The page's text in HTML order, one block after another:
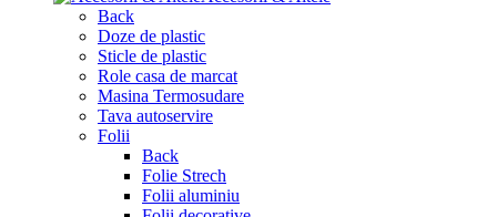
Back
Doze de plastic
Sticle de plastic
Role casa de marcat
Masina Termosudare
Tava autoservire
Folii
Back
Folie Strech
Folii aluminiu